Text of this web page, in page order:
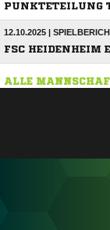
PUNKTETEILUNG
12.10.2025 |
FSC HEIDENHEIM
ALLE